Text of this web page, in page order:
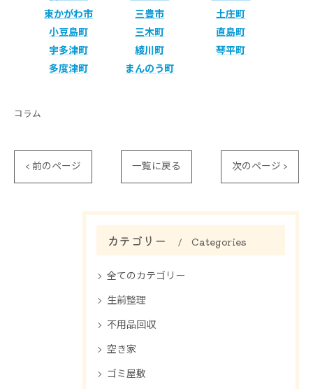
東かがわ市
三豊市
土庄町
小豆島町
三木町
直島町
宇多津町
綾川町
琴平町
多度津町
まんのう町
コラム
< 前のページ 一覧に戻る 次のページ >
カテゴリー Categories
全てのカテゴリー
生前整理
不用品回収
空き家
ゴミ屋敷